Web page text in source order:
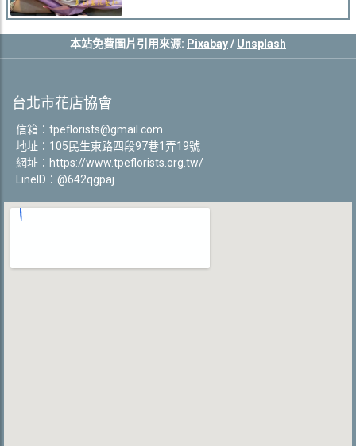
本站免費圖片引用來源: Pixabay/ Unsplash
台北市花店協會
信箱： tpeflorists@gmail.com
地址：105民生東路四段97巷1弄19號
網址： https://www.tpeflorists.org.tw/
LineID：@642qgpaj